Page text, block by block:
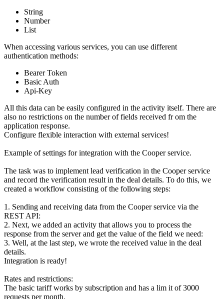
String
Number
List
When accessing various services, you can use different
authentication methods:
Bearer Token
Basic Auth
Api-Key
All this data can be easily configured in the activity itself. There are
also no restrictions on the number of fields received fr om the
application response.
Configure flexible interaction with external services!
Example of settings for integration with the Cooper service.
The task was to implement lead verification in the Cooper service
and record the verification result in the deal details. To do this, we
created a workflow consisting of the following steps:
1. Sending and receiving data from the Cooper service via the
REST API:
2. Next, we added an activity that allows you to process the
response from the server and get the value of the field we need:
3. Well, at the last step, we wrote the received value in the deal
details.
Integration is ready!
Rates and restrictions:
The basic tariff works by subscription and has a lim it of 3000
requests per month.